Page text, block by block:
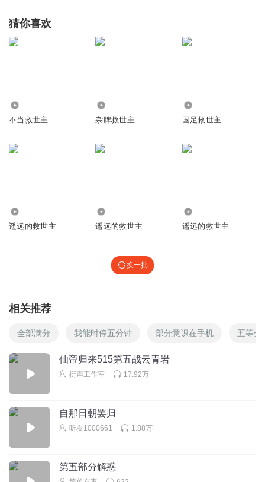
猜你喜欢
不当救世主 杂牌救世主 国足救世主
遥远的救世主 遥远的救世主 遥远的救世主
换一批
相关推荐
全部满分 我能时停五分钟 部分意识在手机 五等分
仙帝归来515第五战云青岩
衍声工作室 17.92万
自那日朝罢归
听友1000661 1.88万
第五部分解惑